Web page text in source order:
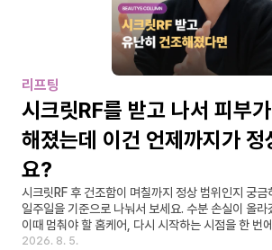
리프팅
시크릿RF를 받고 나서 피부
해졌는데 이건 언제까지가 정
요?
시크릿RF 후 건조함이 며칠까지 정상 범위인지 궁
일주일을 기준으로 나눠서 보세요. 수분 손실이 올
이때 멈춰야 할 홈케어, 다시 시작하는 시점을 한 번
2026. 8. 5.